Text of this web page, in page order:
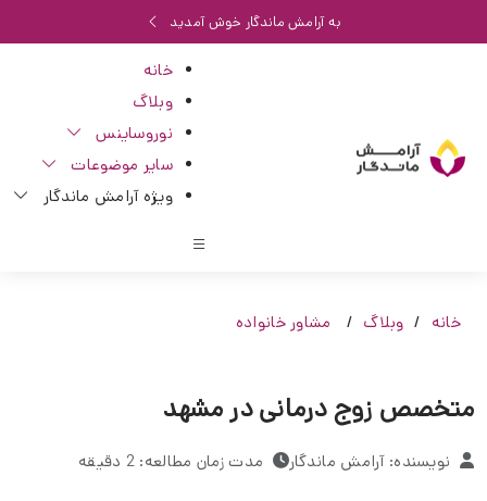
به آرامش ماندگار خوش آمدید
خانه
وبلاگ
نوروساینس
سایر موضوعات
ویژه آرامش ماندگار
خانه وبلاگ مشاور خانواده
متخصص زوج درمانی در مشهد
نویسنده: آرامش ماندگار مدت زمان مطالعه: 2 دقیقه